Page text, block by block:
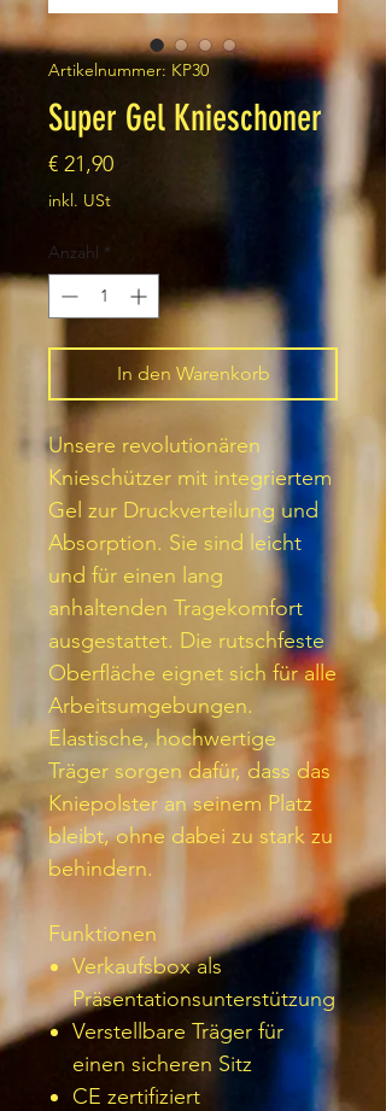
Artikelnummer: KP30
Super Gel Knieschoner
€ 21,90Preis
inkl. USt
Anzahl *
In den Warenkorb
Unsere revolutionären
Knieschützer mit integriertem
Gel zur Druckverteilung und
Absorption. Sie sind leicht
und für einen lang
anhaltenden Tragekomfort
ausgestattet. Die rutschfeste
Oberfläche eignet sich für alle
Arbeitsumgebungen.
Elastische, hochwertige
Träger sorgen dafür, dass das
Kniepolster an seinem Platz
bleibt, ohne dabei zu stark zu
behindern.
Funktionen
Verkaufsbox als
Präsentationsunterstützung
Verstellbare Träger für
einen sicheren Sitz
CE zertifiziert